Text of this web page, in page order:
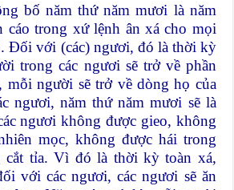
bố năm thứ năm mươi là năm
cáo trong xứ lệnh ân xá cho mọi
Đối với (các) ngươi, đó là thời kỳ
trong các ngươi sẽ trở về phần
mỗi người sẽ trở về dòng họ của
ngươi, năm thứ năm mươi sẽ là
ngươi không được gieo, không
mọc, không được hái trong
cắt tỉa. Vì đó là thời kỳ toàn xá,
với các ngươi, các ngươi sẽ ăn